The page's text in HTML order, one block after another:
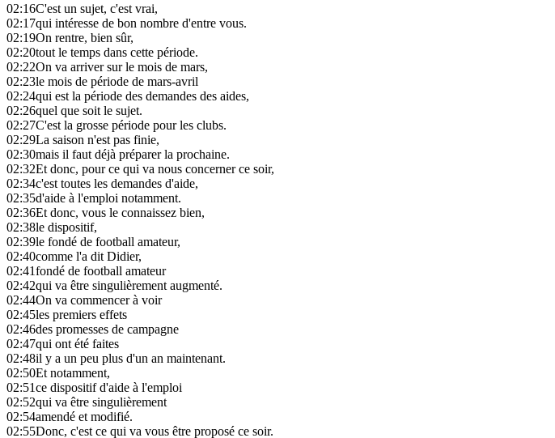
02:16C'est un sujet, c'est vrai,
02:17qui intéresse de bon nombre d'entre vous.
02:19On rentre, bien sûr,
02:20tout le temps dans cette période.
02:22On va arriver sur le mois de mars,
02:23le mois de période de mars-avril
02:24qui est la période des demandes des aides,
02:26quel que soit le sujet.
02:27C'est la grosse période pour les clubs.
02:29La saison n'est pas finie,
02:30mais il faut déjà préparer la prochaine.
02:32Et donc, pour ce qui va nous concerner ce soir,
02:34c'est toutes les demandes d'aide,
02:35d'aide à l'emploi notamment.
02:36Et donc, vous le connaissez bien,
02:38le dispositif,
02:39le fondé de football amateur,
02:40comme l'a dit Didier,
02:41fondé de football amateur
02:42qui va être singulièrement augmenté.
02:44On va commencer à voir
02:45les premiers effets
02:46des promesses de campagne
02:47qui ont été faites
02:48il y a un peu plus d'un an maintenant.
02:50Et notamment,
02:51ce dispositif d'aide à l'emploi
02:52qui va être singulièrement
02:54amendé et modifié.
02:55Donc, c'est ce qui va vous être proposé ce soir.